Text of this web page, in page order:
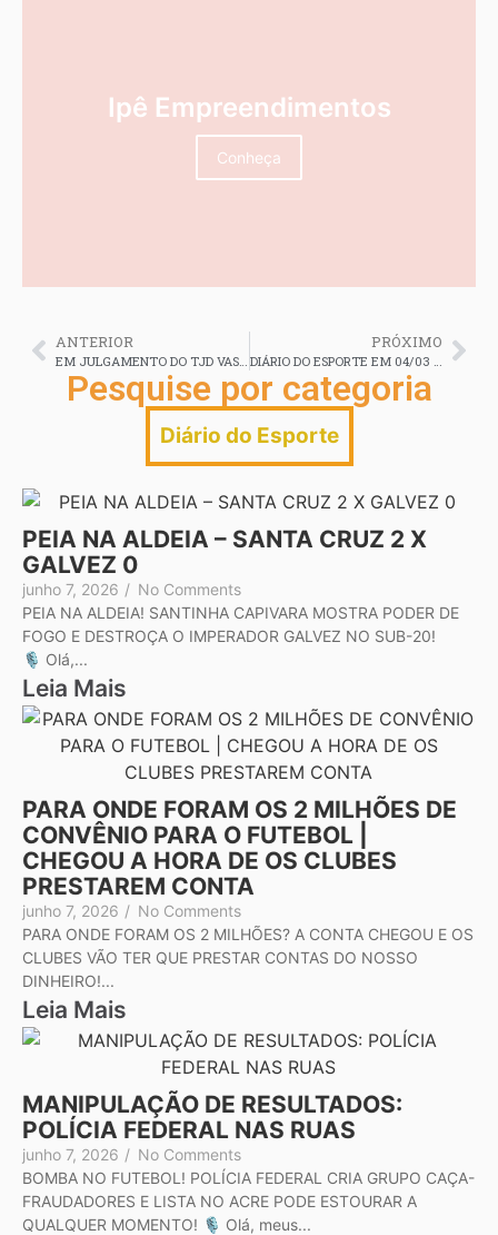
Ipê Empreendimentos
Conheça
ANTERIOR PRÓXIMO
Pesquise por categoria
Diário do Esporte
PEIA NA ALDEIA – SANTA CRUZ 2 X
GALVEZ 0
junho 7, 2026 / No Comments
PEIA NA ALDEIA! SANTINHA CAPIVARA MOSTRA PODER DE
FOGO E DESTROÇA O IMPERADOR GALVEZ NO SUB-20!
🎙️ Olá,...
Leia Mais
PARA ONDE FORAM OS 2 MILHÕES DE
CONVÊNIO PARA O FUTEBOL |
CHEGOU A HORA DE OS CLUBES
PRESTAREM CONTA
junho 7, 2026 / No Comments
PARA ONDE FORAM OS 2 MILHÕES? A CONTA CHEGOU E OS
CLUBES VÃO TER QUE PRESTAR CONTAS DO NOSSO
DINHEIRO!...
Leia Mais
MANIPULAÇÃO DE RESULTADOS:
POLÍCIA FEDERAL NAS RUAS
junho 7, 2026 / No Comments
BOMBA NO FUTEBOL! POLÍCIA FEDERAL CRIA GRUPO CAÇA-
FRAUDADORES E LISTA NO ACRE PODE ESTOURAR A
QUALQUER MOMENTO! 🎙️ Olá, meus...